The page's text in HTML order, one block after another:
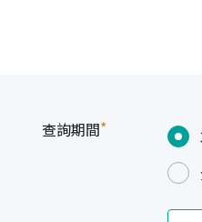
查詢期間*